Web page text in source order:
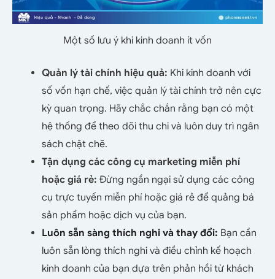
Một số lưu ý khi kinh doanh ít vốn
Quản lý tài chính hiệu quả: Khi kinh doanh với
số vốn hạn chế, việc quản lý tài chính trở nên cực
kỳ quan trọng. Hãy chắc chắn rằng bạn có một
hệ thống để theo dõi thu chi và luôn duy trì ngân
sách chặt chẽ.
Tận dụng các công cụ marketing miễn phí
hoặc giá rẻ: Đừng ngần ngại sử dụng các công
cụ trực tuyến miễn phí hoặc giá rẻ để quảng bá
sản phẩm hoặc dịch vụ của bạn.
Luôn sẵn sàng thích nghi và thay đổi: Bạn cần
luôn sẵn lòng thích nghi và điều chỉnh kế hoạch
kinh doanh của bạn dựa trên phản hồi từ khách